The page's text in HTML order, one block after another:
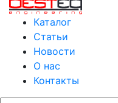
Каталог
Статьи
Новости
О нас
Контакты